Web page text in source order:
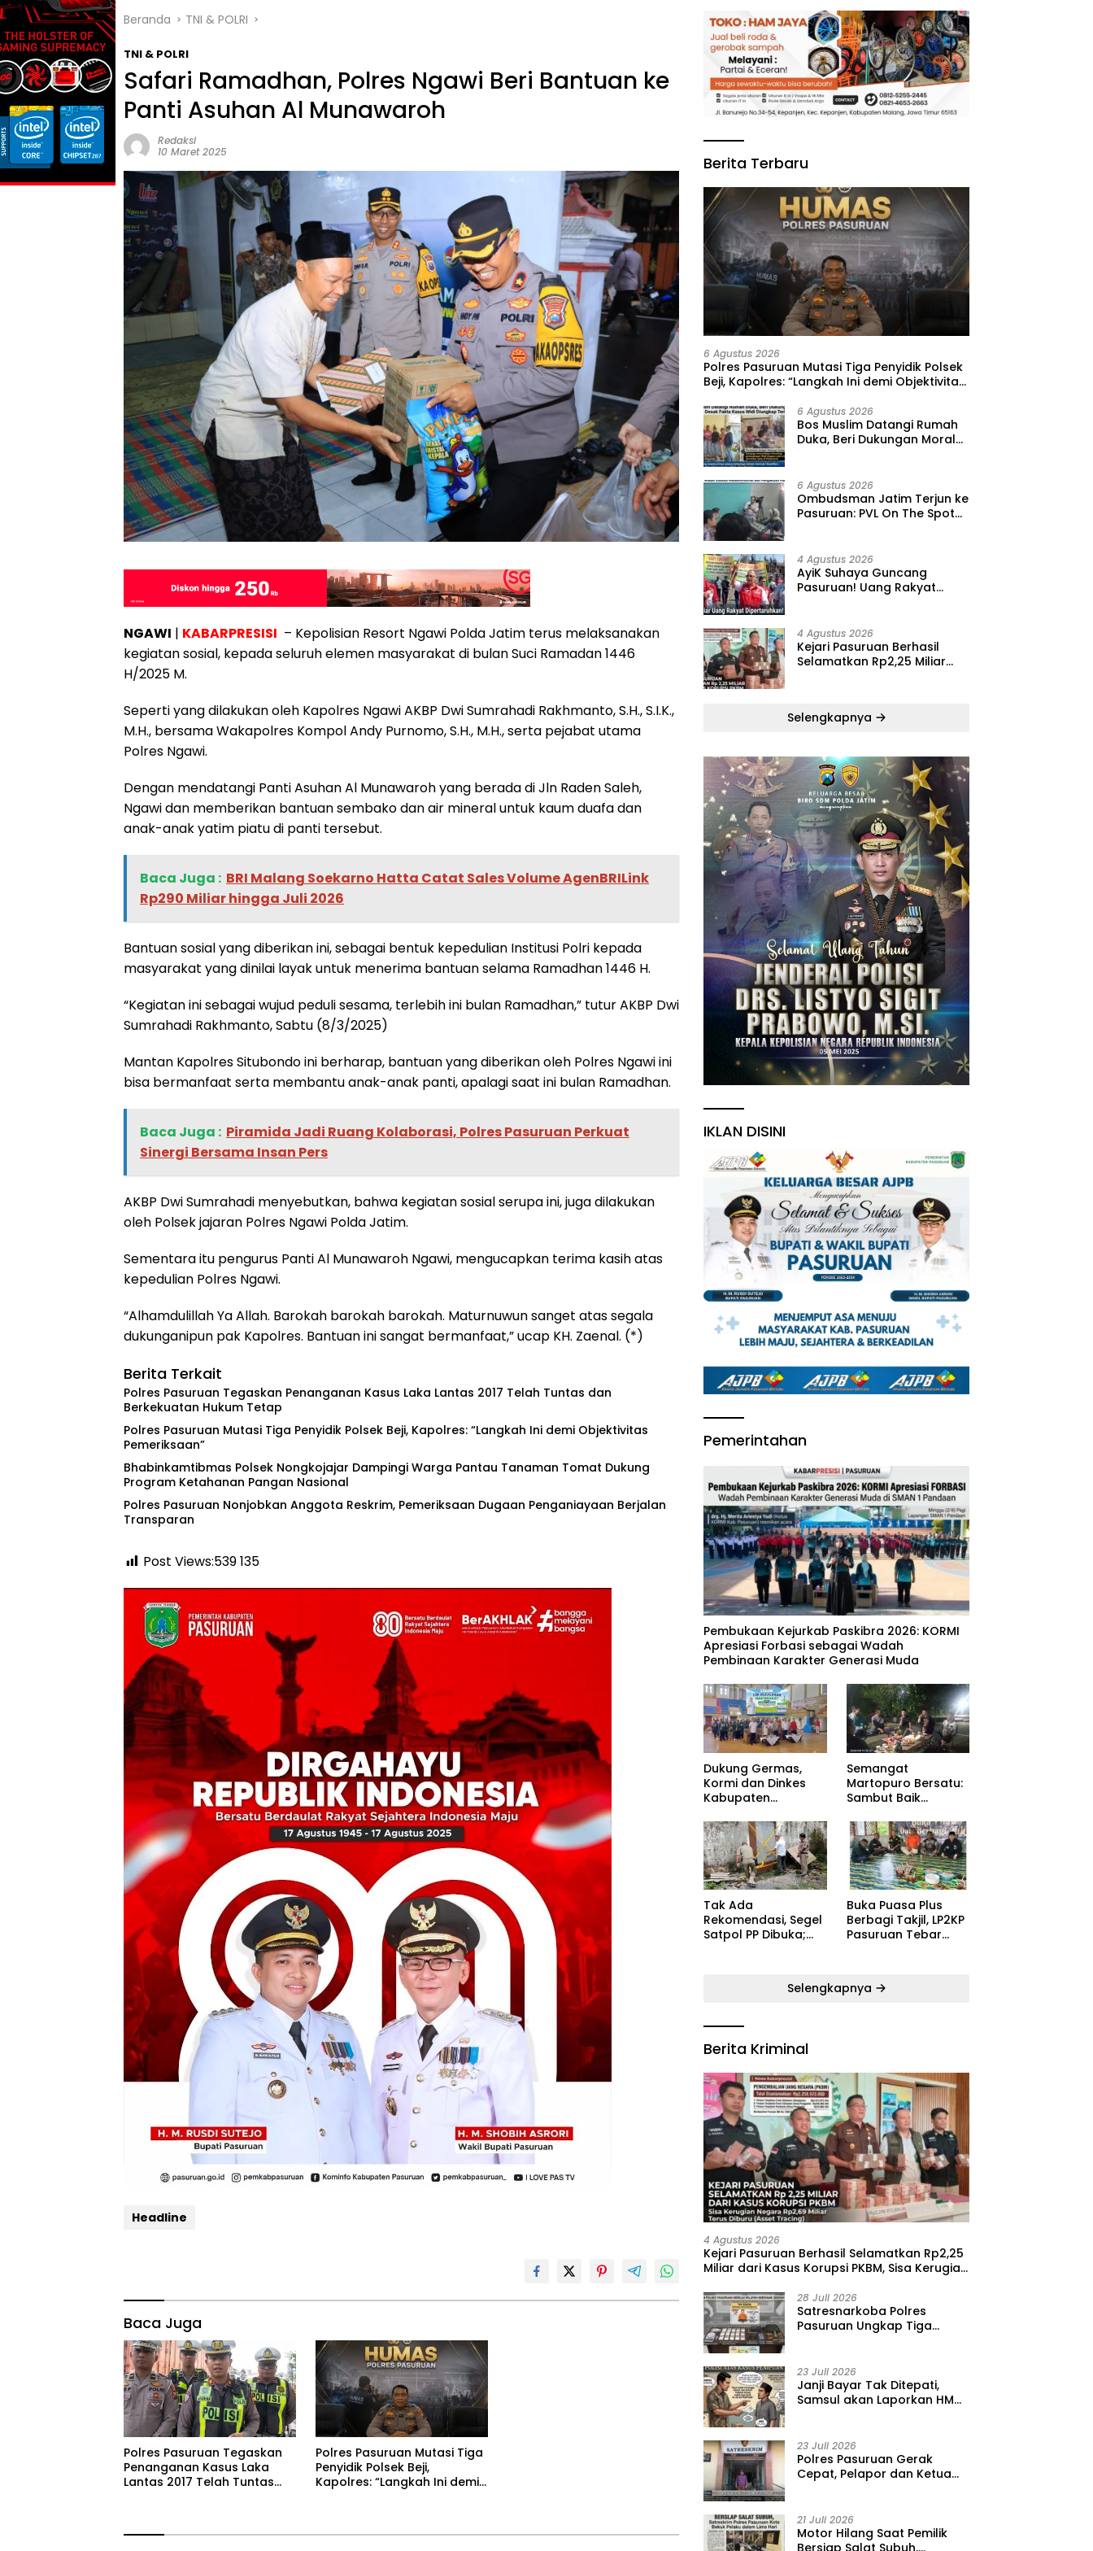
Beranda TNI & POLRI
TNI & POLRI
Safari Ramadhan, Polres Ngawi Beri Bantuan ke
Panti Asuhan Al Munawaroh
Redaksi
10 Maret 2025
NGAWI | KABARPRESISI – Kepolisian Resort Ngawi Polda Jatim terus melaksanakan
kegiatan sosial, kepada seluruh elemen masyarakat di bulan Suci Ramadan 1446
H/2025 M.
Seperti yang dilakukan oleh Kapolres Ngawi AKBP Dwi Sumrahadi Rakhmanto, S.H., S.I.K.,
M.H., bersama Wakapolres Kompol Andy Purnomo, S.H., M.H., serta pejabat utama
Polres Ngawi.
Dengan mendatangi Panti Asuhan Al Munawaroh yang berada di Jln Raden Saleh,
Ngawi dan memberikan bantuan sembako dan air mineral untuk kaum duafa dan
anak-anak yatim piatu di panti tersebut.
Baca Juga : BRI Malang Soekarno Hatta Catat Sales Volume AgenBRILink
Rp290 Miliar hingga Juli 2026
Bantuan sosial yang diberikan ini, sebagai bentuk kepedulian Institusi Polri kepada
masyarakat yang dinilai layak untuk menerima bantuan selama Ramadhan 1446 H.
“Kegiatan ini sebagai wujud peduli sesama, terlebih ini bulan Ramadhan,” tutur AKBP Dwi
Sumrahadi Rakhmanto, Sabtu (8/3/2025)
Mantan Kapolres Situbondo ini berharap, bantuan yang diberikan oleh Polres Ngawi ini
bisa bermanfaat serta membantu anak-anak panti, apalagi saat ini bulan Ramadhan.
Baca Juga : Piramida Jadi Ruang Kolaborasi, Polres Pasuruan Perkuat
Sinergi Bersama Insan Pers
AKBP Dwi Sumrahadi menyebutkan, bahwa kegiatan sosial serupa ini, juga dilakukan
oleh Polsek jajaran Polres Ngawi Polda Jatim.
Sementara itu pengurus Panti Al Munawaroh Ngawi, mengucapkan terima kasih atas
kepedulian Polres Ngawi.
“Alhamdulillah Ya Allah. Barokah barokah barokah. Maturnuwun sanget atas segala
dukunganipun pak Kapolres. Bantuan ini sangat bermanfaat,” ucap KH. Zaenal. (*)
Berita Terkait
Polres Pasuruan Tegaskan Penanganan Kasus Laka Lantas 2017 Telah Tuntas dan
Berkekuatan Hukum Tetap
‎Polres Pasuruan Mutasi Tiga Penyidik Polsek Beji, Kapolres: “Langkah Ini demi Objektivitas
Pemeriksaan”
Bhabinkamtibmas Polsek Nongkojajar Dampingi Warga Pantau Tanaman Tomat Dukung
Program Ketahanan Pangan Nasional
‎Polres Pasuruan Nonjobkan Anggota Reskrim, Pemeriksaan Dugaan Penganiayaan Berjalan
Transparan
Post Views:539135
Headline
Baca Juga
Polres Pasuruan Tegaskan
Penanganan Kasus Laka
Lantas 2017 Telah Tuntas
‎Polres Pasuruan Mutasi Tiga
Penyidik Polsek Beji,
Kapolres: “Langkah Ini demi
Berita Terbaru
6 Agustus 2026
‎Polres Pasuruan Mutasi Tiga Penyidik Polsek
Beji, Kapolres: “Langkah Ini demi Objektivitas
6 Agustus 2026
‎Bos Muslim Datangi Rumah
Duka, Beri Dukungan Moral
6 Agustus 2026
‎Ombudsman Jatim Terjun ke
Pasuruan: PVL On The Spot
Pengaduan Publik
4 Agustus 2026
‎AyiK Suhaya Guncang
Pasuruan! Uang Rakyat
Dalmas Polres
4 Agustus 2026
Kejari Pasuruan Berhasil
Selamatkan Rp2,25 Miliar
Selengkapnya
IKLAN DISINI
Pemerintahan
‎Pembukaan Kejurkab Paskibra 2026: KORMI
Apresiasi Forbasi sebagai Wadah
Pembinaan Karakter Generasi Muda
Dukung Germas,
Kormi dan Dinkes
Kabupaten
Kebugaran
Masyarakat
Semangat
Martopuro Bersatu:
Sambut Baik
Kecamatan Satu
Pelatih Demi
Kebangkitan
Persekabpas
‎Tak Ada
Rekomendasi, Segel
Satpol PP Dibuka;
‎Buka Puasa Plus
Berbagi Takjil, LP2KP
Pasuruan Tebar
Selengkapnya
Berita Kriminal
4 Agustus 2026
Kejari Pasuruan Berhasil Selamatkan Rp2,25
Miliar dari Kasus Korupsi PKBM, Sisa Kerugian
28 Juli 2026
‎Satresnarkoba Polres
Pasuruan Ungkap Tiga
23 Juli 2026
‎Janji Bayar Tak Ditepati,
Samsul akan Laporkan HMD
23 Juli 2026
‎Polres Pasuruan Gerak
Cepat, Pelapor dan Ketua
Pasar Desa Randupitu ‎
21 Juli 2026
‎Motor Hilang Saat Pemilik
Bersiap Salat Subuh,